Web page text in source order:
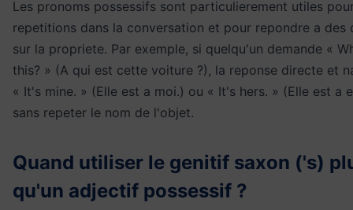
Les pronoms possessifs sont particulierement utiles
repetitions dans la conversation et pour repondre a des
sur la propriete. Par exemple, si quelqu'un demande «
this? » (A qui est cette voiture ?), la reponse directe et
« It's mine. » (Elle est a moi.) ou « It's hers. » (Elle est a
sans repeter le nom de l'objet.
Quand utiliser le genitif saxon ('s)
qu'un adjectif possessif ?